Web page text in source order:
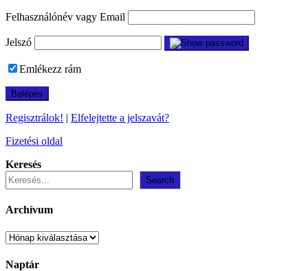
Felhasználónév vagy Email
Jelszó
Emlékezz rám
Regisztrálok! | Elfelejtette a jelszavát?
Fizetési oldal
Keresés
Search
Archívum
Archívum
Naptár